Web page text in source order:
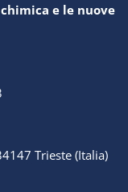
e le nuove
Trieste (Italia)